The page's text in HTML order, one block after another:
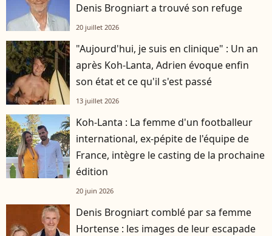
Denis Brogniart a trouvé son refuge
20 juillet 2026
"Aujourd'hui, je suis en clinique" : Un an
après Koh-Lanta, Adrien évoque enfin
son état et ce qu'il s'est passé
13 juillet 2026
Koh-Lanta : La femme d'un footballeur
international, ex-pépite de l'équipe de
France, intègre le casting de la prochaine
édition
20 juin 2026
Denis Brogniart comblé par sa femme
Hortense : les images de leur escapade